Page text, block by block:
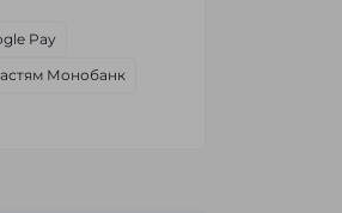
Pay
Монобанк